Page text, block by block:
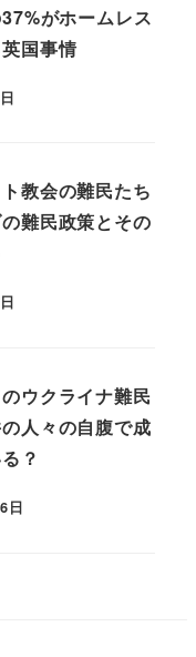
がホームレス
国事情
教会の難民たち
難民政策とその
ウクライナ難民
人々の自腹で成
？
日